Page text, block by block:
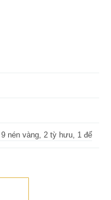
nén vàng, 2 tỳ hưu, 1 đế